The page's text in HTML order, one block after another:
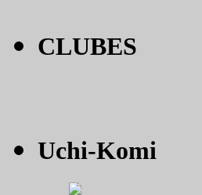
CLUBES
Uchi-Komi